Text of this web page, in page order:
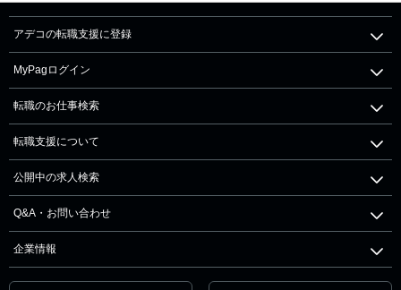
アデコの転職支援に登録
MyPagログイン
転職のお仕事検索
転職支援について
公開中の求人検索
Q&A・お問い合わせ
企業情報